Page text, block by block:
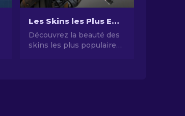
Les Skins les Plus Emblématiques de CS2 en 2026
Découvrez la beauté des
skins les plus populaires